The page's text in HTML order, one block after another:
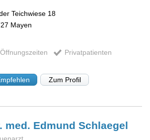
Teichwiese 18
Mayen
Öffnungszeiten Privatpatienten
Zum Profil
med. EdmundSchlaegel